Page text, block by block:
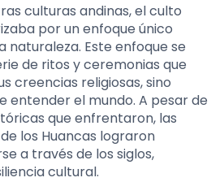
culturas andinas, el culto
por un enfoque único
naturaleza. Este enfoque se
de ritos y ceremonias que
creencias religiosas, sino
entender el mundo. A pesar de
que enfrentaron, las
los Huancas lograron
a través de los siglos,
cultural.